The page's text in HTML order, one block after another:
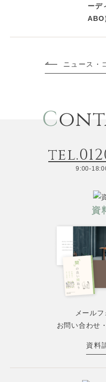
ーデ
ABO
ニュース・
C
9:00-
資
メール
お問い合わせ
資料